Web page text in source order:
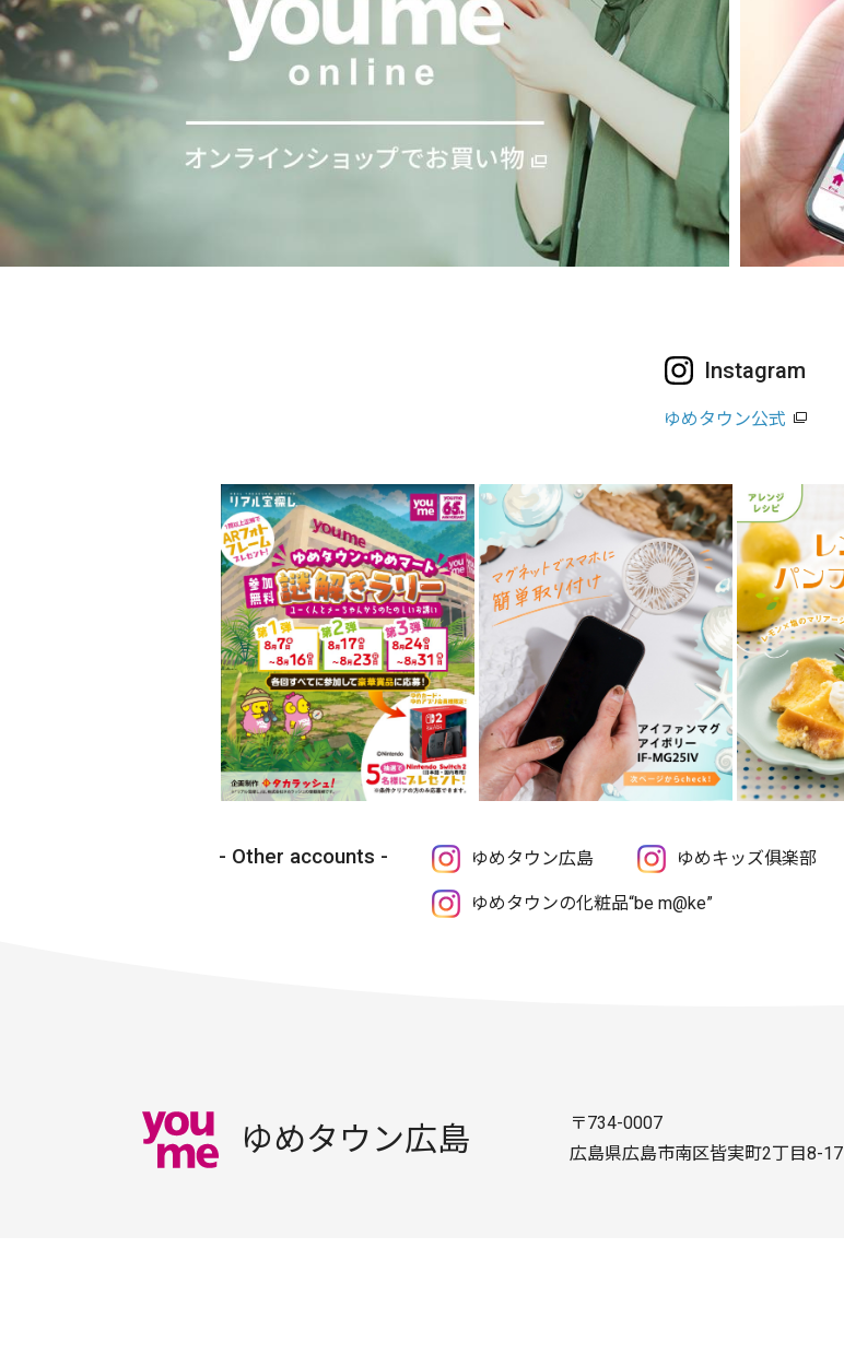
Instagram
ゆめタウン公式
Other accounts ゆめタウン広島 ゆめキッズ俱楽部
ゆめタウンの化粧品“be m@ke”
ゆめタウン広島
〒734-0007
広島県広島市南区皆実町2丁目8-17